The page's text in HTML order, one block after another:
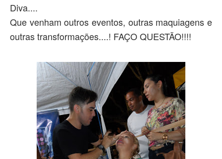
Diva....
Que venham outros eventos, outras maquiagens e
outras transformações....! FAÇO QUESTÃO!!!!